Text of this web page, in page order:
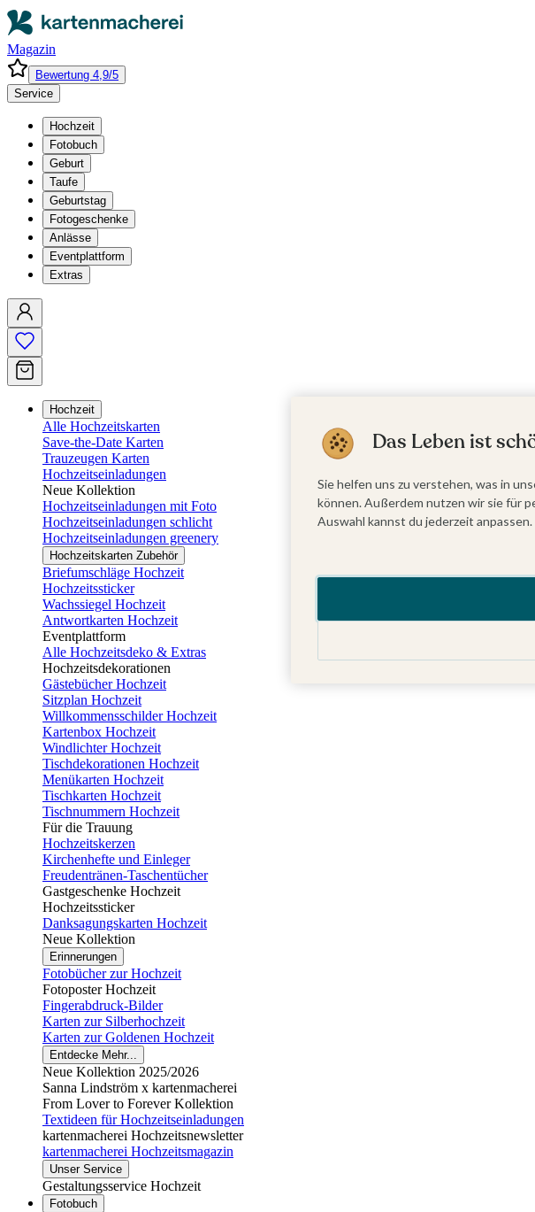
Magazin
Bewertung 4,9/5
Service
Hochzeit
Fotobuch
Geburt
Taufe
Geburtstag
Fotogeschenke
Anlässe
Eventplattform
Extras
Hochzeit
Alle Hochzeitskarten
Save-the-Date Karten
Trauzeugen Karten
Hochzeitseinladungen
Neue Kollektion
Hochzeitseinladungen mit Foto
Hochzeitseinladungen schlicht
Hochzeitseinladungen greenery
Hochzeitskarten Zubehör
Briefumschläge Hochzeit
Hochzeitssticker
Wachssiegel Hochzeit
Antwortkarten Hochzeit
Eventplattform
Alle Hochzeitsdeko & Extras
Hochzeitsdekorationen
Gästebücher Hochzeit
Sitzplan Hochzeit
Willkommensschilder Hochzeit
Kartenbox Hochzeit
Windlichter Hochzeit
Tischdekorationen Hochzeit
Menükarten Hochzeit
Tischkarten Hochzeit
Tischnummern Hochzeit
Für die Trauung
Hochzeitskerzen
Kirchenhefte und Einleger
Freudentränen-Taschentücher
Gastgeschenke Hochzeit
Hochzeitssticker
Danksagungskarten Hochzeit
Neue Kollektion
Erinnerungen
Fotobücher zur Hochzeit
Fotoposter Hochzeit
Fingerabdruck-Bilder
Karten zur Silberhochzeit
Karten zur Goldenen Hochzeit
Entdecke Mehr...
Neue Kollektion 2025/2026
Sanna Lindström x kartenmacherei
From Lover to Forever Kollektion
Textideen für Hochzeitseinladungen
kartenmacherei Hochzeitsnewsletter
kartenmacherei Hochzeitsmagazin
Unser Service
Gestaltungsservice Hochzeit
Fotobuch
Das Leben ist
Sie helfen uns zu verstehen, was in
können. Außerdem nutzen wir sie für
Auswahl kannst du jederzeit anpassen.